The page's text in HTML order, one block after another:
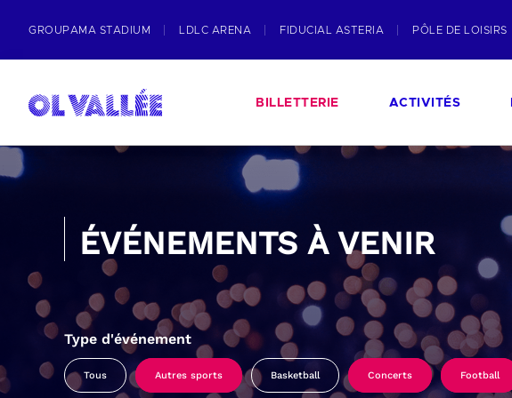
GROUPAMA STADIUM LDLC ARENA FIDUCIAL ASTERIA PÔLE DE LOISIRS
BILLETTERIE ACTIVITÉS
ÉVÉNEMENTS À VENIR
Type d'événement
Tous Autres sports Basketball Concerts Football